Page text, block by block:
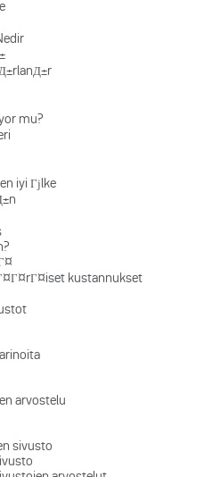
mu?
iyi Гјlke
kustannukset
arvostelu
sivusto